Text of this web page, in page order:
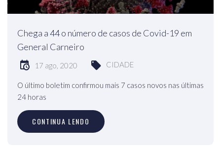
Chega a 44 o número de casos de Covid-19 em
General Carneiro
17 ago, 2020 CIDADE
O último boletim confirmou mais 7 casos novos nas últimas
24 horas
CONTINUA LENDO